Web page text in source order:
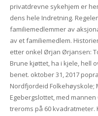
privatdrevne sykehjem er
dens hele Indretning.
familiemedlemmer av
av et familiemedlem.
etter onkel Ørjan Ørjansen:
Brune kjøttet, ha i kjele, hell
benet. oktober 31, 2017
Nordfjordeid Folkehøyskole;
Egebergslottet, med
treroms på 60